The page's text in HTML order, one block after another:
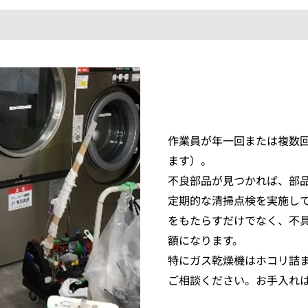
作業員が年一回または複数
ます）。
不良部品が見つかれば、部
定期的な清掃点検を実施し
をもたらすだけでなく、不
額になります。
特にガス乾燥機はホコリ詰
ご相談ください。お手入れ